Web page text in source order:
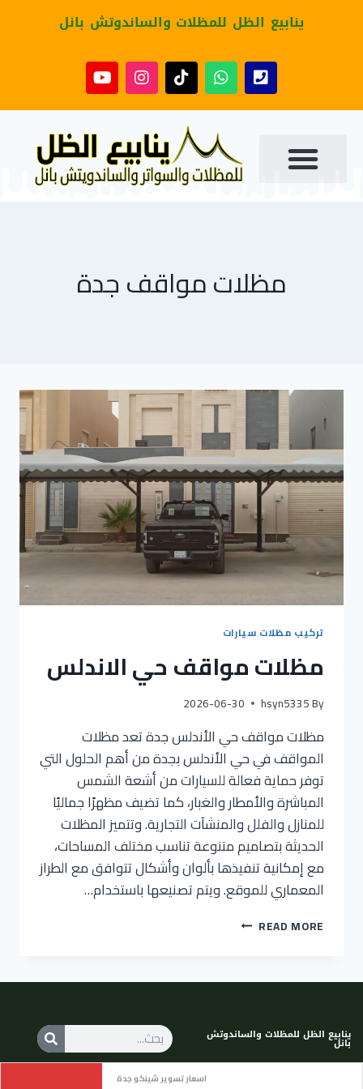
ينابيع الظل للمظلات والساندوتش بانل
مظلات مواقف جدة
تركيب مظلات سيارات
مظلات مواقف حي الاندلس
By
hsyn5335
2026-06-30
مظلات مواقف حي الأندلس جدة تعد مظلات
المواقف في حي الأندلس بجدة من أهم الحلول التي
توفر حماية فعالة للسيارات من أشعة الشمس
المباشرة والأمطار والغبار، كما تضيف مظهرًا جماليًا
للمنازل والفلل والمنشآت التجارية. وتتميز المظلات
الحديثة بتصاميم متنوعة تناسب مختلف المساحات،
مع إمكانية تنفيذها بألوان وأشكال تتوافق مع الطراز
المعماري للموقع. ويتم تصنيعها باستخدام…
READ MORE
ينابيع الظل للمظلات والساندوتش
بانل
اسعار تسوير شينكو جدة